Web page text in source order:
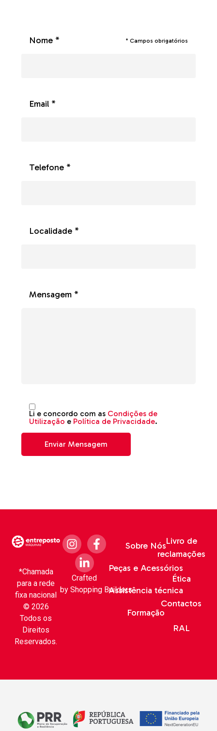
Nome * * Campos obrigatórios
Email *
Telefone *
Localidade *
Mensagem *
Li e concordo com as Condições de
Utilização e Política de Privacidade.
*Chamada
para a rede
fixa nacional
© 2026
Todos os
Direitos
Reservados.
Sobre Nós
Peças e Acessórios
Assistência técnica
Formação
Livro de
reclamações
Ética
Contactos
RAL
Crafted
by Shopping Builders